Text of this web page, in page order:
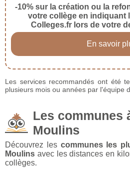
-10% sur la création ou la
votre collège en indiquant
Colleges.fr lors de votre
En savoir
Les services recommandés ont été
plusieurs mois ou années par l'équipe
Les communes
Moulins
Découvrez les communes les
Moulins avec les distances en
collèges.